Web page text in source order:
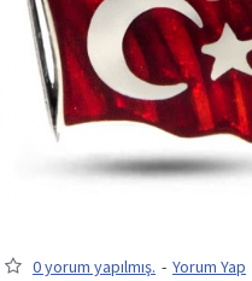
0 yorum yapılmış. - Yorum Yap